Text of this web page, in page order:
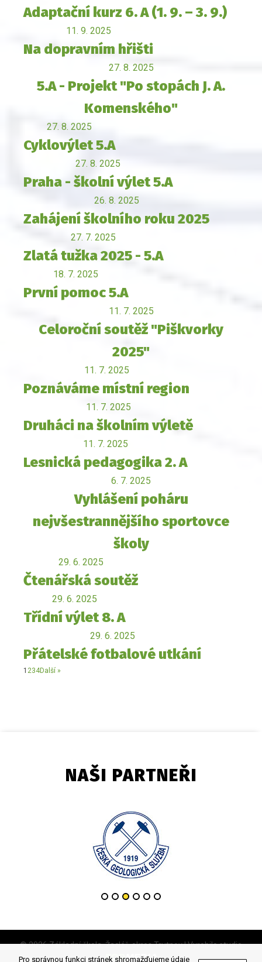
Adaptační kurz 6. A (1. 9. – 3. 9.)
11. 9. 2025
Na dopravním hřišti
27. 8. 2025
5.A - Projekt "Po stopách J. A.
Komenského"
27. 8. 2025
Cyklovýlet 5.A
27. 8. 2025
Praha - školní výlet 5.A
26. 8. 2025
Zahájení školního roku 2025
27. 7. 2025
Zlatá tužka 2025 - 5.A
18. 7. 2025
První pomoc 5.A
11. 7. 2025
Celoroční soutěž "Piškvorky
2025"
11. 7. 2025
Poznáváme místní region
11. 7. 2025
Druháci na školním výletě
11. 7. 2025
Lesnická pedagogika 2. A
6. 7. 2025
Vyhlášení poháru
nejvšestrannějšího sportovce
školy
29. 6. 2025
Čtenářská soutěž
29. 6. 2025
Třídní výlet 8. A
29. 6. 2025
Přátelské fotbalové utkání
1 234Další »
NAŠI PARTNEŘI
© 2026 Základní škola, Žacléř, okres Trutnov | Vyrobilo studio
Pro správnou funkci stránek shromažďujeme údaje